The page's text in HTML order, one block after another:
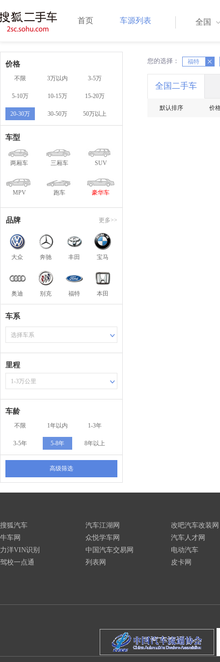
首页 车源列表 全国
价格
不限 3万以内 3-5万
5-10万 10-15万 15-20万
20-30万 30-50万 50万以上
车型
两厢车 三厢车 SUV
MPV 跑车 豪华车
品牌 更多>>
大众 奔驰 丰田 宝马
奥迪 别克 福特 本田
车系
选择车系
里程
1-3万公里
车龄
不限 1年以内 1-3年
3-5年 5-8年 8年以上
高级筛选
您的选择： 福特
X X
全国二手车
默认排序 价
搜狐汽车
牛车网
力洋VIN识别
驾校一点通
汽车江湖网
众悦学车网
中国汽车交易网
列表网
改吧汽车改装网
汽车人才网
电动汽车
皮卡网